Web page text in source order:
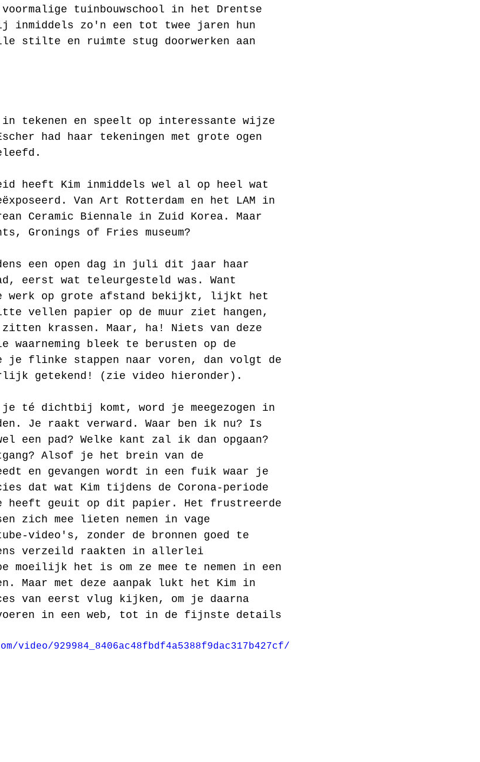
tuinbouwschool in het Drentse
inmiddels zo'n een tot twee jaren hun
stilte en ruimte stug doorwerken aan
in tekenen en speelt op interessante wijze
had haar tekeningen met grote ogen
heeft Kim inmiddels wel al op heel wat
Van Art Rotterdam en het LAM in
Ceramic Biennale in Zuid Korea. Maar
Gronings of Fries museum?
een open dag in juli dit jaar haar
eerst wat teleurgesteld was. Want
werk op grote afstand bekijkt, lijkt het
vellen papier op de muur ziet hangen,
krassen. Maar, ha! Niets van deze
bleek te berusten op de
je flinke stappen naar voren, dan volgt de
getekend! (zie video hieronder).
je té dichtbij komt, word je meegezogen in
Je raakt verward. Waar ben ik nu? Is
pad? Welke kant zal ik dan opgaan?
Alsof je het brein van de
en gevangen wordt in een fuik waar je
dat wat Kim tijdens de Corona-periode
heeft geuit op dit papier. Het frustreerde
zich mee lieten nemen in vage
video's, zonder de bronnen goed te
verzeild raakten in allerlei
moeilijk het is om ze mee te nemen in een
Maar met deze aanpak lukt het Kim in
van eerst vlug kijken, om je daarna
voeren in een web, tot in de fijnste details
929984_8406ac48fbdf4a5388f9dac317b427cf/